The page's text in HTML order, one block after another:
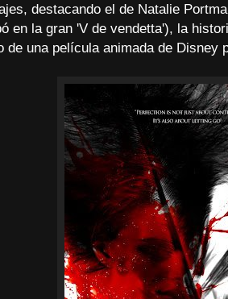
destacando el de Natalie
en la gran 'V de vendetta'), la
de una película animada de Disney